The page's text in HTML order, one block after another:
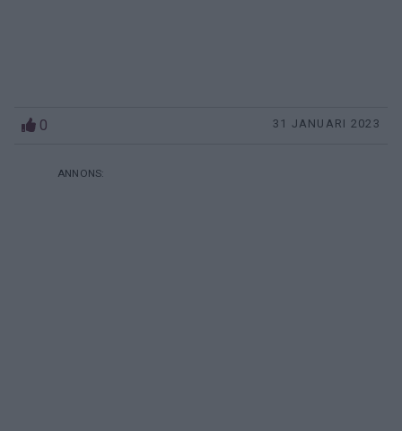
0 31 JANUARI 2023